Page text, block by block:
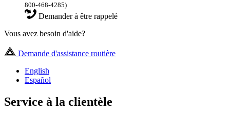
800-468-4285)
Demander à être rappelé
Vous avez besoin d'aide?
Demande d'assistance routière
English
Español
Service à la clientèle